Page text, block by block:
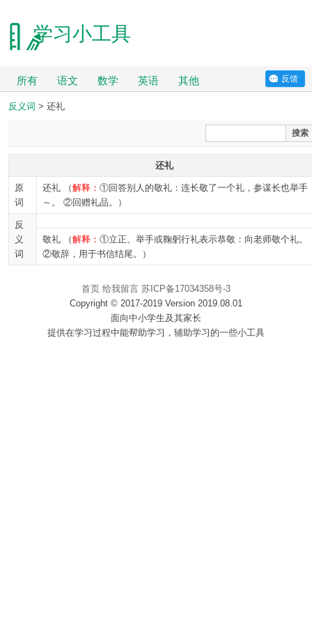
学习小工具
所有 语文 数学 英语 其他 反馈
反义词 > 还礼
搜索
还礼
原
词
还礼 （解释： ①回答别人的敬礼：连长敬了一个礼，参谋长也举手
～。 ②回赠礼品。）
反
义
词
敬礼 （解释： ①立正、举手或鞠躬行礼表示恭敬：向老师敬个礼。
②敬辞，用于书信结尾。）
首页 给我留言 苏ICP备17034358号-3
Copyright © 2017-2019 Version 2019.08.01
面向中小学生及其家长
提供在学习过程中能帮助学习，辅助学习的一些小工具